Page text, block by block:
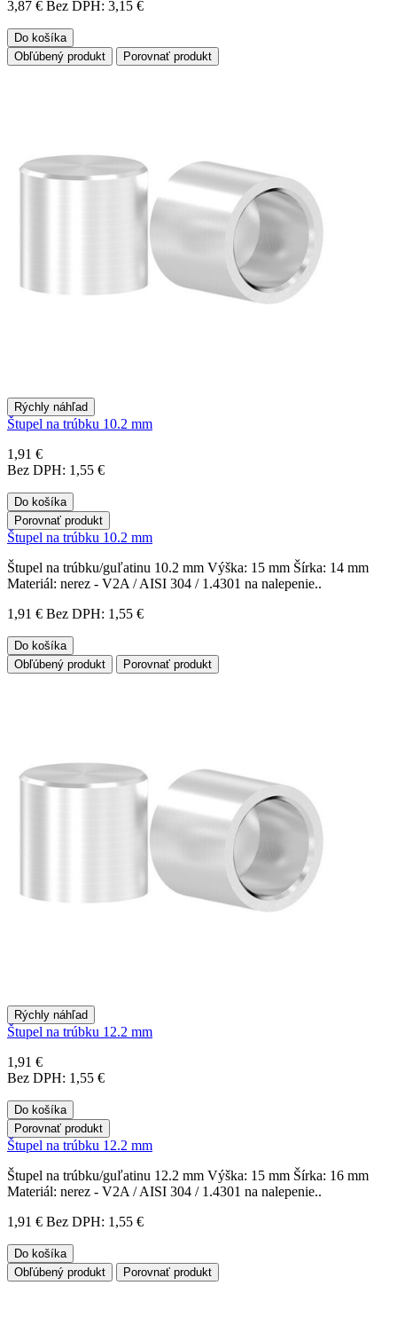
3,87 € Bez DPH: 3,15 €
Do košíka
Obľúbený produkt
Porovnať produkt
Rýchly náhľad
Štupel na trúbku 10.2 mm
1,91 €
Bez DPH: 1,55 €
Do košíka
Porovnať produkt
Štupel na trúbku 10.2 mm
Štupel na trúbku/guľatinu 10.2 mm Výška: 15 mm Šírka: 14 mm
Materiál: nerez - V2A / AISI 304 / 1.4301 na nalepenie..
1,91 € Bez DPH: 1,55 €
Do košíka
Obľúbený produkt
Porovnať produkt
Rýchly náhľad
Štupel na trúbku 12.2 mm
1,91 €
Bez DPH: 1,55 €
Do košíka
Porovnať produkt
Štupel na trúbku 12.2 mm
Štupel na trúbku/guľatinu 12.2 mm Výška: 15 mm Šírka: 16 mm
Materiál: nerez - V2A / AISI 304 / 1.4301 na nalepenie..
1,91 € Bez DPH: 1,55 €
Do košíka
Obľúbený produkt
Porovnať produkt